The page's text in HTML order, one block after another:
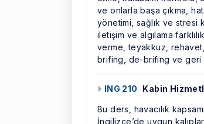
ve onlarla başa çıkma,
yönetimi, sağlık ve stresi
iletişim ve algılama
verme, teyakkuz, rehavet,
brifing, de-brifing ve geri
ING 210 Kabin
Bu ders, havacılık
İngilizce’de uygun